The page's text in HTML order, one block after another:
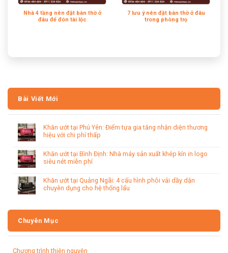
Nhà 4 tầng nên đặt bàn thờ ở
đâu để đón tài lộc
7 lưu ý nên đặt bàn thờ ở đâu
trong phòng trọ
Bài Viết Mới
Khăn ướt tại Phú Yên: Điểm tựa gia tăng nhận diện thương
hiệu với chi phí thấp
Khăn ướt tại Bình Định: Nhà máy sản xuất khép kín in logo
siêu nét miễn phí
Khăn ướt tại Quảng Ngãi: 4 cấu hình phôi vải dầy dặn
chuyên dụng cho hệ thống lẩu
Chuyên Mục
Chương trình thiện nguyện